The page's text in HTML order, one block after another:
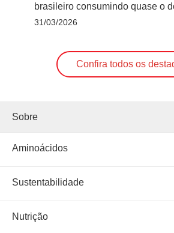
brasileiro consumindo quase o
recomendado pela OMS,
hábitos alimentares geralmente
uma decisão bem-intencionada
Você decide preparar …
31/03/2026
Confira todos os
Sobre
Nossa empresa
Nossas unidades
Aminoácidos
Sustentabilidade
Nutrição